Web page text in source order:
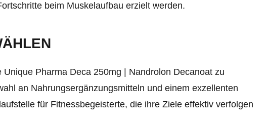
beim Muskelaufbau erzielt werden.
Pharma Deca 250mg | Nandrolon Decanoat zu
an Nahrungsergänzungsmitteln und einem exzellenten
für Fitnessbegeisterte, die ihre Ziele effektiv verfolgen